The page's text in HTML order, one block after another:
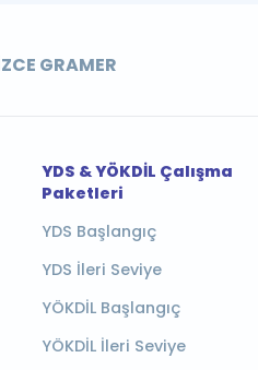
GRAMER
YDS & YÖKDİL Çalışma
Paketleri
YDS Başlangıç
YDS İleri Seviye
YÖKDİL Başlangıç
YÖKDİL İleri Seviye